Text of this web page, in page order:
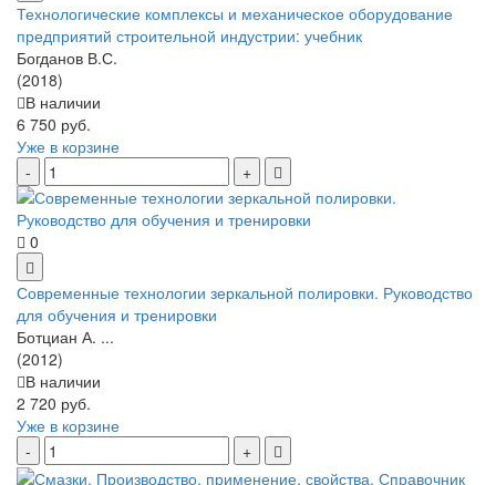
Технологические комплексы и механическое оборудование
предприятий строительной индустрии: учебник
Богданов В.С.
(2018)
В наличии
6 750 руб.
Уже в корзине
0
Современные технологии зеркальной полировки. Руководство
для обучения и тренировки
Ботциан А. ...
(2012)
В наличии
2 720 руб.
Уже в корзине